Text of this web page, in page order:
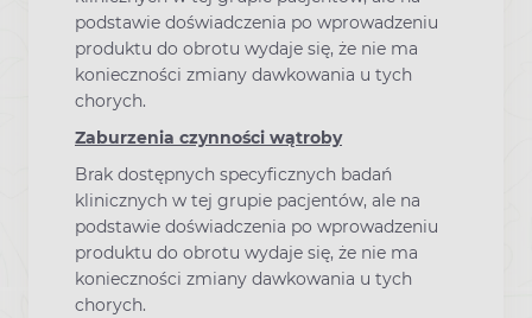
podstawie doświadczenia po wprowadzeniu
produktu do obrotu wydaje się, że nie ma
konieczności zmiany dawkowania u tych
chorych.
Zaburzenia czynności wątroby
Brak dostępnych specyficznych badań
klinicznych w tej grupie pacjentów, ale na
podstawie doświadczenia po wprowadzeniu
produktu do obrotu wydaje się, że nie ma
konieczności zmiany dawkowania u tych
chorych.